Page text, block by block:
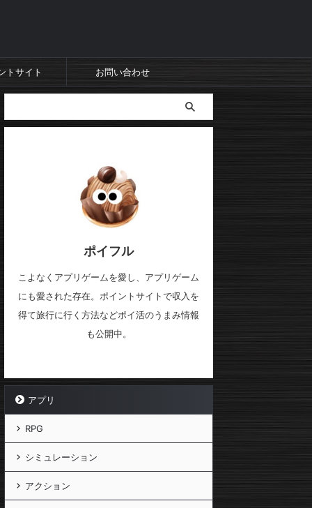
トサイト お問い合わせ
ポイフル
こよなくアプリゲームを愛し、アプリゲーム
にも愛された存在。ポイントサイトで収入を
得て旅行に行く方法などポイ活のうまみ情報
も公開中。
アプリ
RPG
シミュレーション
アクション